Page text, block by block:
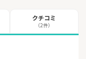
クチコミ
（2件）